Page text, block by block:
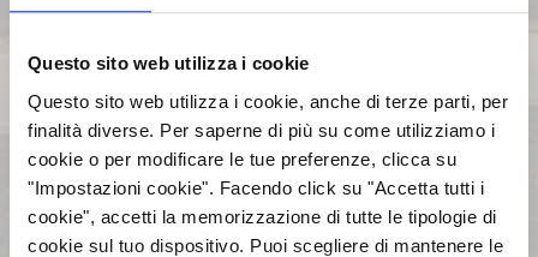
Questo sito web utilizza i cookie
Questo sito web utilizza i cookie, anche di terze parti, per
finalità diverse. Per saperne di più su come utilizziamo i
cookie o per modificare le tue preferenze, clicca su
"Impostazioni cookie". Facendo click su "Accetta tutti i
cookie", accetti la memorizzazione di tutte le tipologie di
cookie sul tuo dispositivo. Puoi scegliere di mantenere le
dei Soci sul quotidiano
02:00 - 14/04/2011 Leggi
Precedente Successivo